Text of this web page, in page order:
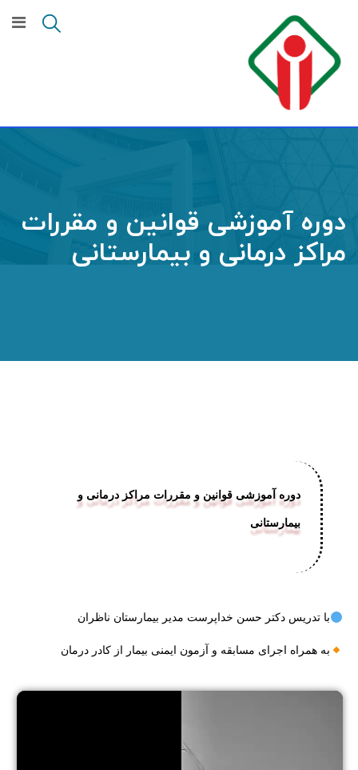
دوره آموزشی قوانین و مقررات
مراکز درمانی و بیمارستانی
دوره آموزشی قوانین و مقررات مراکز درمانی و
بیمارستانی
با تدریس دکتر حسن خداپرست مدیر بیمارستان ناظران
به همراه اجرای مسابقه و آزمون ایمنی بیمار از کادر درمان